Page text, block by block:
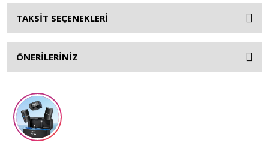
TAKSİT SEÇENEKLERİ
ÖNERİLERİNİZ